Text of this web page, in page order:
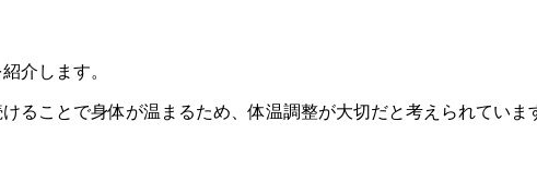
介します。
ることで身体が温まるため、体温調整が大切だと考えられていま